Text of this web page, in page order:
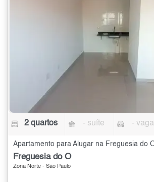
2 quartos - suíte - vaga
Freguesia do Ó
Zona Norte - São Paulo